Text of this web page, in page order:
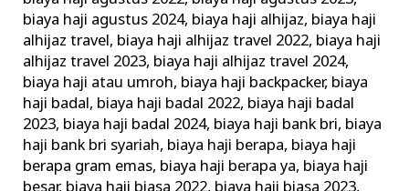
biaya haji agustus 2024, biaya haji alhijaz, biaya haji
alhijaz travel, biaya haji alhijaz travel 2022, biaya haji
alhijaz travel 2023, biaya haji alhijaz travel 2024,
biaya haji atau umroh, biaya haji backpacker, biaya
haji badal, biaya haji badal 2022, biaya haji badal
2023, biaya haji badal 2024, biaya haji bank bri, biaya
haji bank bri syariah, biaya haji berapa, biaya haji
berapa gram emas, biaya haji berapa ya, biaya haji